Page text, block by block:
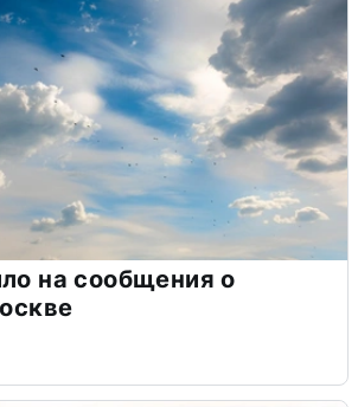
на сообщения о